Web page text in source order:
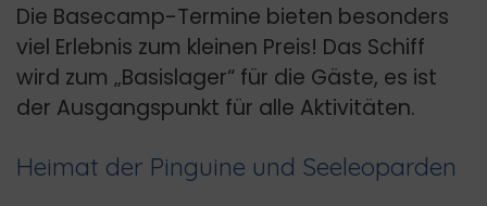
Die Basecamp-Termine bieten besonders
viel Erlebnis zum kleinen Preis! Das Schiff
wird zum „Basislager“ für die Gäste, es ist
der Ausgangspunkt für alle Aktivitäten.
Heimat der Pinguine und Seeleoparden